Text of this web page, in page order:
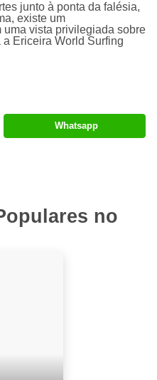
junto à ponta da falésia,
existe um
vista privilegiada sobre
Ericeira World Surfing
Whatsapp
no